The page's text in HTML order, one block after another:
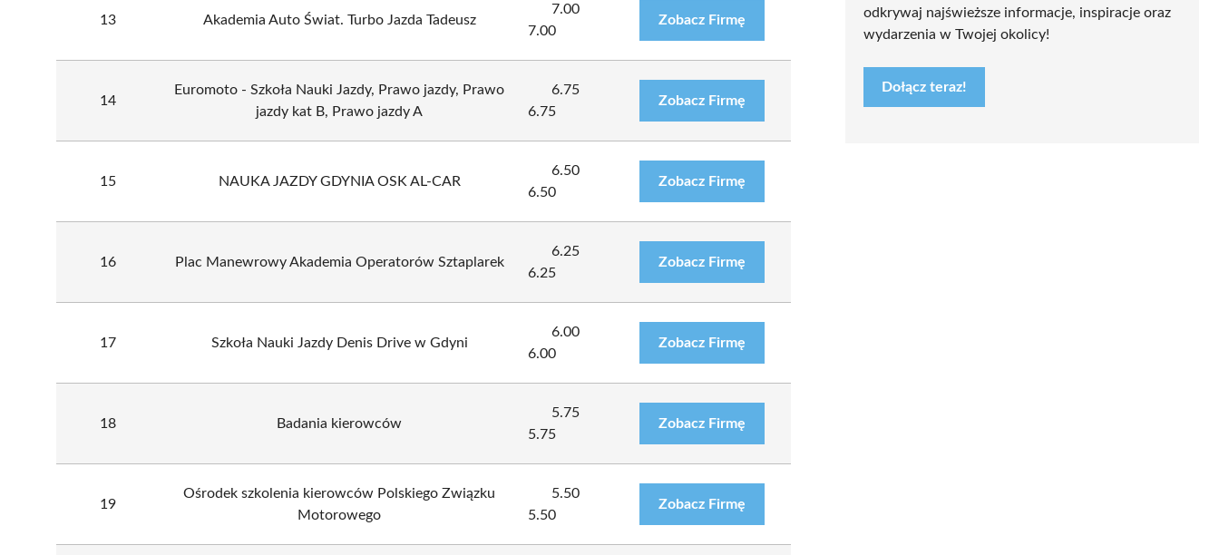
13 Akademia Auto Świat. Turbo Jazda Tadeusz
7.00
7.00
Zobacz Firmę
14
Euromoto - Szkoła Nauki Jazdy, Prawo jazdy, Prawo
jazdy kat B, Prawo jazdy A
6.75
6.75
Zobacz Firmę
15 NAUKA JAZDY GDYNIA OSK AL-CAR
6.50
6.50
Zobacz Firmę
16 Plac Manewrowy Akademia Operatorów Sztaplarek
6.25
6.25
Zobacz Firmę
17 Szkoła Nauki Jazdy Denis Drive w Gdyni
6.00
6.00
Zobacz Firmę
18 Badania kierowców
5.75
5.75
Zobacz Firmę
19
Ośrodek szkolenia kierowców Polskiego Związku
Motorowego
5.50
5.50
Zobacz Firmę
odkrywaj najświeższe informacje, inspiracje oraz
wydarzenia w Twojej okolicy!
Dołącz teraz!